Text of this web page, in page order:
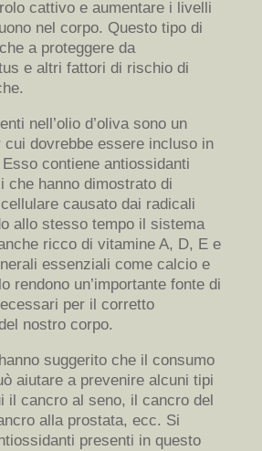
cattivo e aumentare i livelli
nel corpo. Questo tipo di
a proteggere da
e altri fattori di rischio di
nell’olio d’oliva sono un
dovrebbe essere incluso in
contiene antiossidanti
che hanno dimostrato di
causato dai radicali
allo stesso tempo il sistema
ricco di vitamine A, D, E e
essenziali come calcio e
rendono un’importante fonte di
per il corretto
nostro corpo.
suggerito che il consumo
aiutare a prevenire alcuni tipi
il cancro al seno, il cancro del
alla prostata, ecc. Si
presenti in questo